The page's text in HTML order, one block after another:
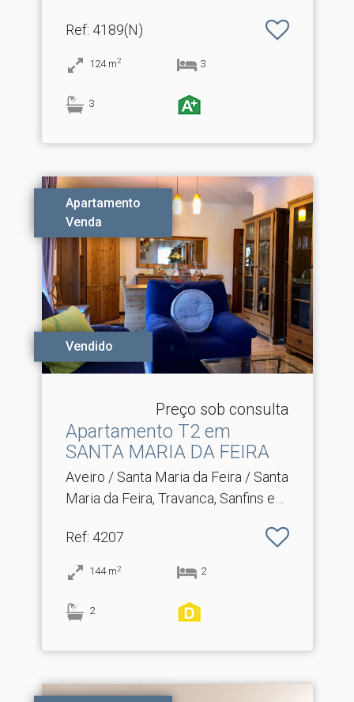
Ref: 4189(N)
124 m2 3
3
Apartamento
Venda
Vendido
Preço sob consulta
Apartamento T2 em
SANTA MARIA DA FEIRA
Aveiro / Santa Maria da Feira / Santa
Maria da Feira, Travanca, Sanfins e
Ref: 4207
144 m2 2
2